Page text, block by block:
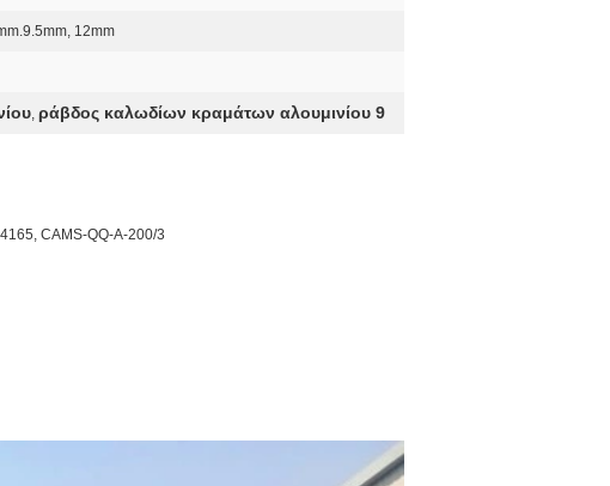
12mm
, ράβδος καλωδίων κραμάτων αλουμινίου 9
CAMS-QQ-Α-200/3